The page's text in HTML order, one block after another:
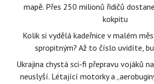
mapě. Přes 250 milionů řidičů
kokpitu
Kolik si vydělá kadeřnice v malém
spropitným? Až to číslo uvidíte,
Ukrajina chystá sci-fi přepravu vojáků
neuslyší. Létající motorky a